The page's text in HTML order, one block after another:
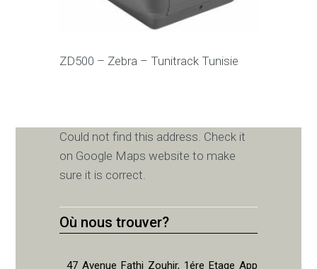
ZD500 – Zebra – Tunitrack Tunisie
Could not find this address. Check it
on Google Maps website to make
sure it is correct.
Où nous trouver?
47 Avenue Fathi Zouhir, 1ére Etage App